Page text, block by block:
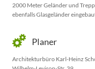
2000 Meter Geländer und
ebenfalls Glasgeländer
Planer
Architekturbüro Karl-Heinz